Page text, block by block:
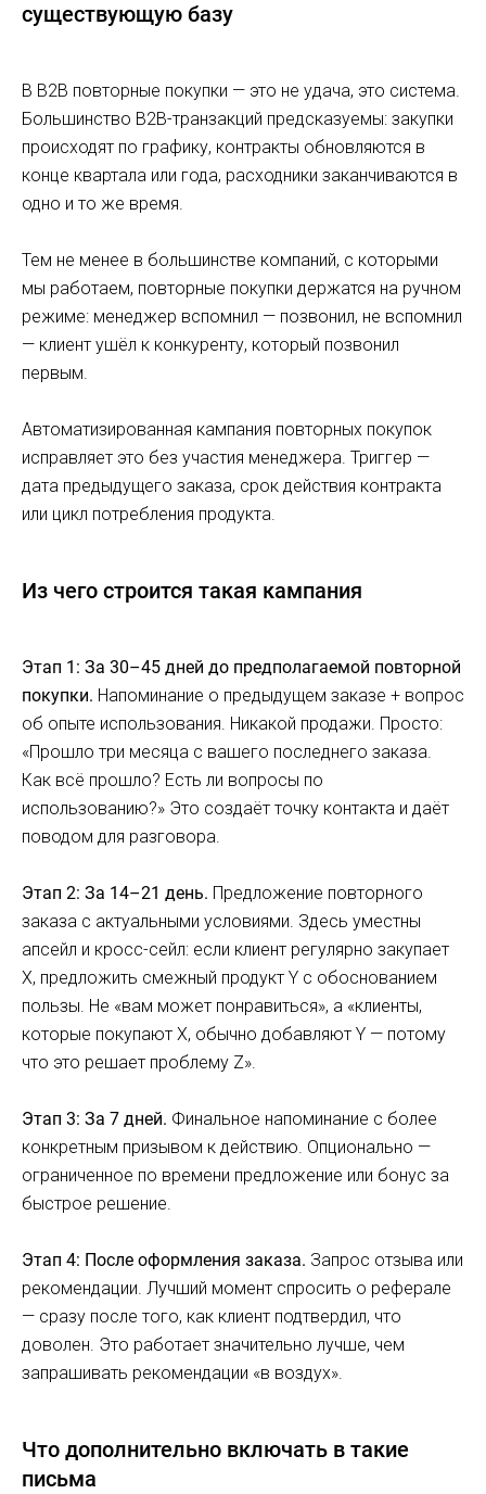
существующую базу
В B2B повторные покупки — это не удача, это система.
Большинство B2B-транзакций предсказуемы: закупки
происходят по графику, контракты обновляются в
конце квартала или года, расходники заканчиваются в
одно и то же время.
Тем не менее в большинстве компаний, с которыми
мы работаем, повторные покупки держатся на ручном
режиме: менеджер вспомнил — позвонил, не вспомнил
— клиент ушёл к конкуренту, который позвонил
первым.
Автоматизированная кампания повторных покупок
исправляет это без участия менеджера. Триггер —
дата предыдущего заказа, срок действия контракта
или цикл потребления продукта.
Из чего строится такая кампания
Этап 1: За 30–45 дней до предполагаемой повторной
покупки. Напоминание о предыдущем заказе + вопрос
об опыте использования. Никакой продажи. Просто:
«Прошло три месяца с вашего последнего заказа.
Как всё прошло? Есть ли вопросы по
использованию?» Это создаёт точку контакта и даёт
поводом для разговора.
Этап 2: За 14–21 день. Предложение повторного
заказа с актуальными условиями. Здесь уместны
апсейл и кросс-сейл: если клиент регулярно закупает
X, предложить смежный продукт Y с обоснованием
пользы. Не «вам может понравиться», а «клиенты,
которые покупают X, обычно добавляют Y — потому
что это решает проблему Z».
Этап 3: За 7 дней. Финальное напоминание с более
конкретным призывом к действию. Опционально —
ограниченное по времени предложение или бонус за
быстрое решение.
Этап 4: После оформления заказа. Запрос отзыва или
рекомендации. Лучший момент спросить о реферале
— сразу после того, как клиент подтвердил, что
доволен. Это работает значительно лучше, чем
запрашивать рекомендации «в воздух».
Что дополнительно включать в такие
письма